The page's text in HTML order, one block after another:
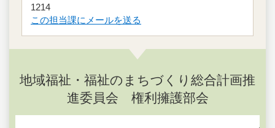
1214
この担当課にメールを送る
地域福祉・福祉のまちづくり総合計画推
進委員会 権利擁護部会